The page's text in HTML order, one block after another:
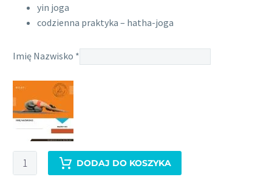
yin joga
codzienna praktyka – hatha-joga
Imię Nazwisko *
ilość
KARNET
DODAJ DO KOSZYKA